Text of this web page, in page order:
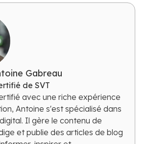
Gabreau
de SVT
avec une riche expérience
Antoine s'est spécialisé dans
Il gère le contenu de
et publie des articles de blog